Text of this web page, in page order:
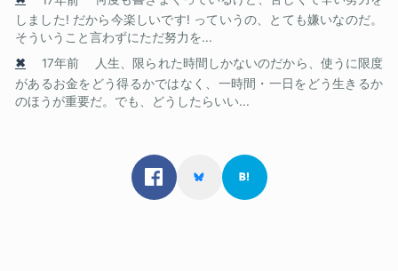
しました! だから今楽しいです! っていうの、とても嫌いなのだ。
そういうこと言わずにただ努力を...
✖
17年前
人生、限られた時間しかないのだから、使うに限度
があるお金をどう得るかではなく、一時間・一日をどう生きるか
のほうが重要だ。でも、どうしたらいい...